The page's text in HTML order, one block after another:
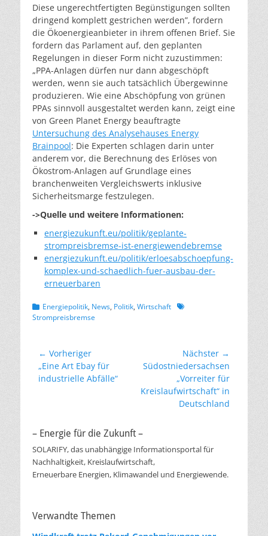
Diese ungerechtfertigten Begünstigungen sollten
dringend komplett gestrichen werden”, fordern
die Ökoenergieanbieter in ihrem offenen Brief. Sie
fordern das Parlament auf, den geplanten
Regelungen in dieser Form nicht zuzustimmen:
„PPA-Anlagen dürfen nur dann abgeschöpft
werden, wenn sie auch tatsächlich Übergewinne
produzieren. Wie eine Abschöpfung von grünen
PPAs sinnvoll ausgestaltet werden kann, zeigt eine
von Green Planet Energy beauftragte
Untersuchung des Analysehauses Energy
Brainpool: Die Experten schlagen darin unter
anderem vor, die Berechnung des Erlöses von
Ökostrom-Anlagen auf Grundlage eines
branchenweiten Vergleichswerts inklusive
Sicherheitsmarge festzulegen.
->Quelle und weitere Informationen:
energiezukunft.eu/politik/geplante-
strompreisbremse-ist-energiewendebremse
energiezukunft.eu/politik/erloesabschoepfung-
komplex-und-schaedlich-fuer-ausbau-der-
erneuerbaren
Kategorien
Energiepolitik, News, Politik, Wirtschaft Schlagworte
Strompreisbremse
Beitragsnavigation
← Vorheriger
Vorheriger
Beitrag:
„Eine Art Ebay für
industrielle Abfälle“
Nächster →
Nächster
Südostniedersachsen
„Vorreiter für
Kreislaufwirtschaft“ in
Deutschland
– Energie für die Zukunft –
SOLARIFY, das unabhängige Informationsportal für
Nachhaltigkeit, Kreislaufwirtschaft,
Erneuerbare Energien, Klimawandel und Energiewende.
Verwandte Themen